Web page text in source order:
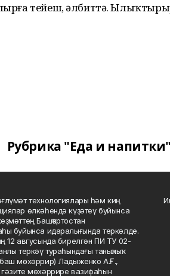
тейеш, әлбиттә.
Рубрика "Еда и напитки"
технологиялары һәм киң
өлкәһендә күҙәтеү буйынса
Башҡортостан
буйынса идаралығында теркәлде.
12 авгусында бирелгән ПИ ТУ 02-
теркәү тураһындағы таныҡлыҡ.
мөхәррир) Ладыженко А.Ғ.,
мөхәррире вазифаһын